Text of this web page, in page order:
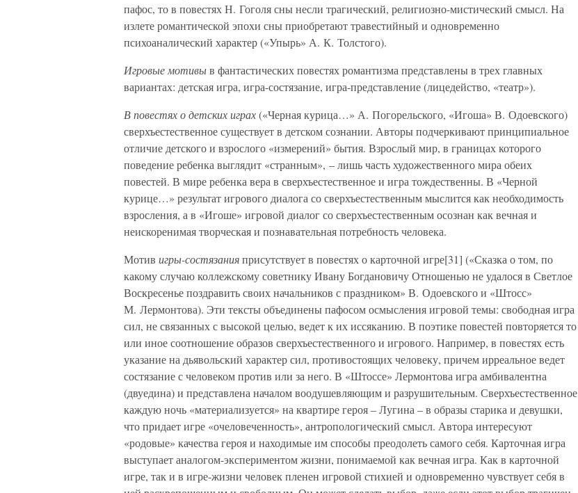
пафос, то в повестях Н. Гоголя сны несли трагический, религиозно-мистический смысл. На
излете романтической эпохи сны приобретают травестийный и одновременно
психоаналический характер («Упырь» А. К. Толстого).
Игровые мотивыв фантастических повестях романтизма представлены в трех главных
вариантах: детская игра, игра-состязание, игра-представление (лицедейство, «театр»).
В повестях о детских играх(«Черная курица…» А. Погорельского, «Игоша» В. Одоевского)
сверхъестественное существует в детском сознании. Авторы подчеркивают принципиальное
отличие детского и взрослого «измерений» бытия. Взрослый мир, в границах которого
поведение ребенка выглядит «странным», – лишь часть художественного мира обеих
повестей. В мире ребенка вера в сверхъестественное и игра тождественны. В «Черной
курице…» результат игрового диалога со сверхъестественным мыслится как необходимость
взросления, а в «Игоше» игровой диалог со сверхъестественным осознан как вечная и
неискоренимая творческая и познавательная потребность человека.
Мотив игры-состязанияприсутствует в повестях о карточной игре[31] («Сказка о том, по
какому случаю коллежскому советнику Ивану Богдановичу Отношенью не удалося в Светлое
Воскресенье поздравить своих начальников с праздником» В. Одоевского и «Штосс»
М. Лермонтова). Эти тексты объединены пафосом осмысления игровой темы: свободная игра
сил, не связанных с высокой целью, ведет к их иссяканию. В поэтике повестей повторяется то
или иное соотношение образов сверхъестественного и игрового. Например, в повестях есть
указание на дьявольский характер сил, противостоящих человеку, причем ирреальное ведет
состязание с человеком против или за него. В «Штоссе» Лермонтова игра амбивалентна
(двуедина) и представлена началом воодушевляющим и разрушительным. Сверхъестественное
каждую ночь «материализуется» на квартире героя – Лугина – в образы старика и девушки,
что придает игре «очеловеченность», антропологический смысл. Автора интересуют
«родовые» качества героя и находимые им способы преодолеть самого себя. Карточная игра
выступает аналогом-экспериментом жизни, понимаемой как вечная игра. Как в карточной
игре, так и в игре-жизни человек пленен игровой стихией и одновременно чувствует себя в